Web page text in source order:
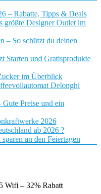
– Rabatte, Tipps & Deals
größte Designer Outlet im
– So schützt du deinen
Starten und Gratisprodukte
im Überblick
Delonghi
Preise und ein
2026
ab 2026 ?
an den Feiertagen
Wifi – 32% Rabatt